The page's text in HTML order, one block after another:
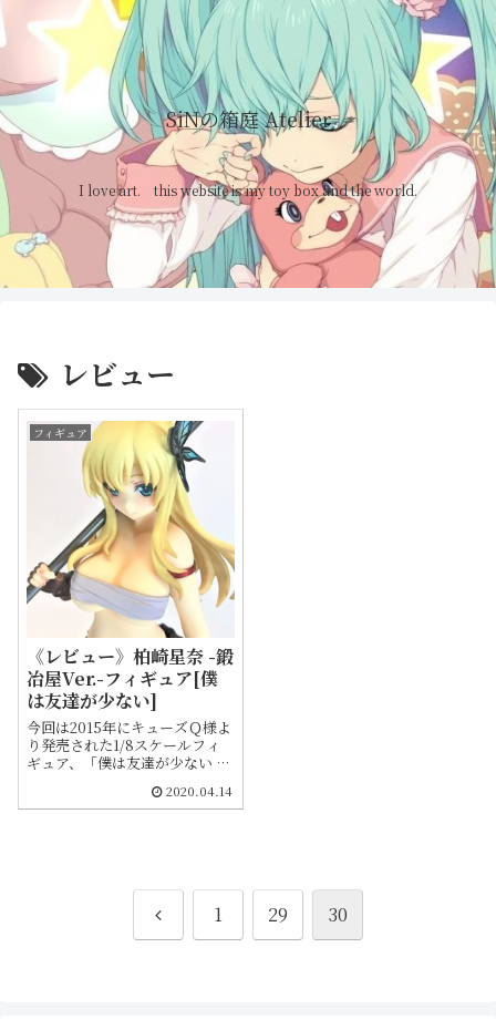
SiNの箱庭 Atelier
I love art. this website is my toy box and the world.
レビュー
フィギュア
《レビュー》柏崎星奈 -鍛
冶屋Ver.-フィギュア[僕
は友達が少ない]
今回は2015年にキューズＱ様よ
り発売された1/8スケールフィ
ギュア、「僕は友達が少ない 柏
します。同封されていた説明書
も載せているので紛失してしま
ジした聖剣の刀鍛冶とはかけ離
れた姿となってしまいながらも
謎の魅力を内包したアイテムで
2020.04.14
前
1 29 30